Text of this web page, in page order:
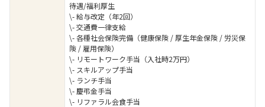
待遇/福利厚生
\- 給与改定（年2回）
\- 交通費一律支給
\- 各種社会保険完備（健康保険 / 厚生年金保険 / 労災保
険 / 雇用保険）
\- リモートワーク手当（入社時2万円）
\- スキルアップ手当
\- ランチ手当
\- 慶弔金手当
\- リファラル会食手当